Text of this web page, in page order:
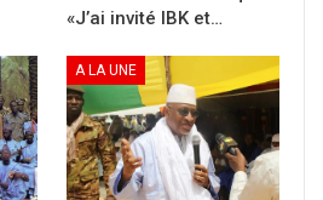
donc se garer au lieu
son véhicule
de noix d’anarcade se
«J’ai invité IBK et…
A LA UNE